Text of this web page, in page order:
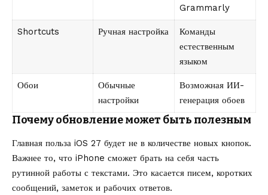
Grammarly
Shortcuts Ручная настройка
Команды
естественным
языком
Обои
Обычные
настройки
Возможная ИИ-
генерация обоев
Почему обновление может быть полезным
Главная польза iOS 27 будет не в количестве новых кнопок.
Важнее то, что iPhone сможет брать на себя часть
рутинной работы с текстами. Это касается писем, коротких
сообщений, заметок и рабочих ответов.